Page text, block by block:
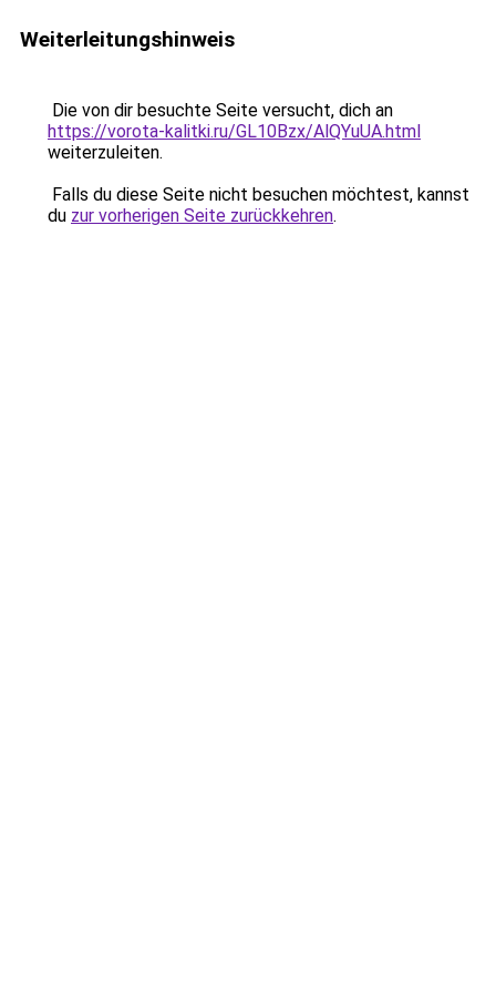
Weiterleitungshinweis
Die von dir besuchte Seite versucht, dich an
https://vorota-kalitki.ru/GL10Bzx/AlQYuUA.html
weiterzuleiten.
Falls du diese Seite nicht besuchen möchtest, kannst
du zur vorherigen Seite zurückkehren.